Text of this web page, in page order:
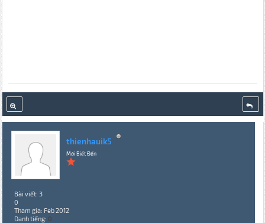
thienhauik5
Mới Biết Đến
Bài viết: 3
0
Tham gia: Feb 2012
Danh tiếng: 0